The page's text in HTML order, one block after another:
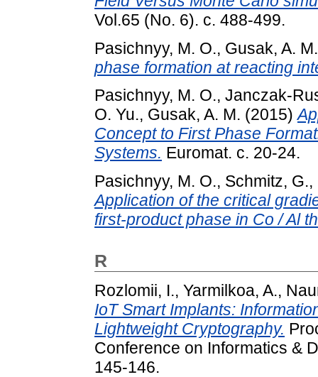
Vol.65 (No. 6). с. 488-499.
Pasichnyy, M. O., Gusak, A. M.
phase formation at reacting
Pasichnyy, M. O., Janczak-
O. Yu., Gusak, A. M. (2015)
Concept to First Phase
Systems. Euromat. с. 20-24.
Pasichnyy, M. O., Schmitz, G.,
Application of the critical
first-product phase in Co / Al
R
Rozlomii, I., Yarmilkoa, A.,
IoT Smart Implants:
Lightweight Cryptography.
Conference on Informatics &
145-146.